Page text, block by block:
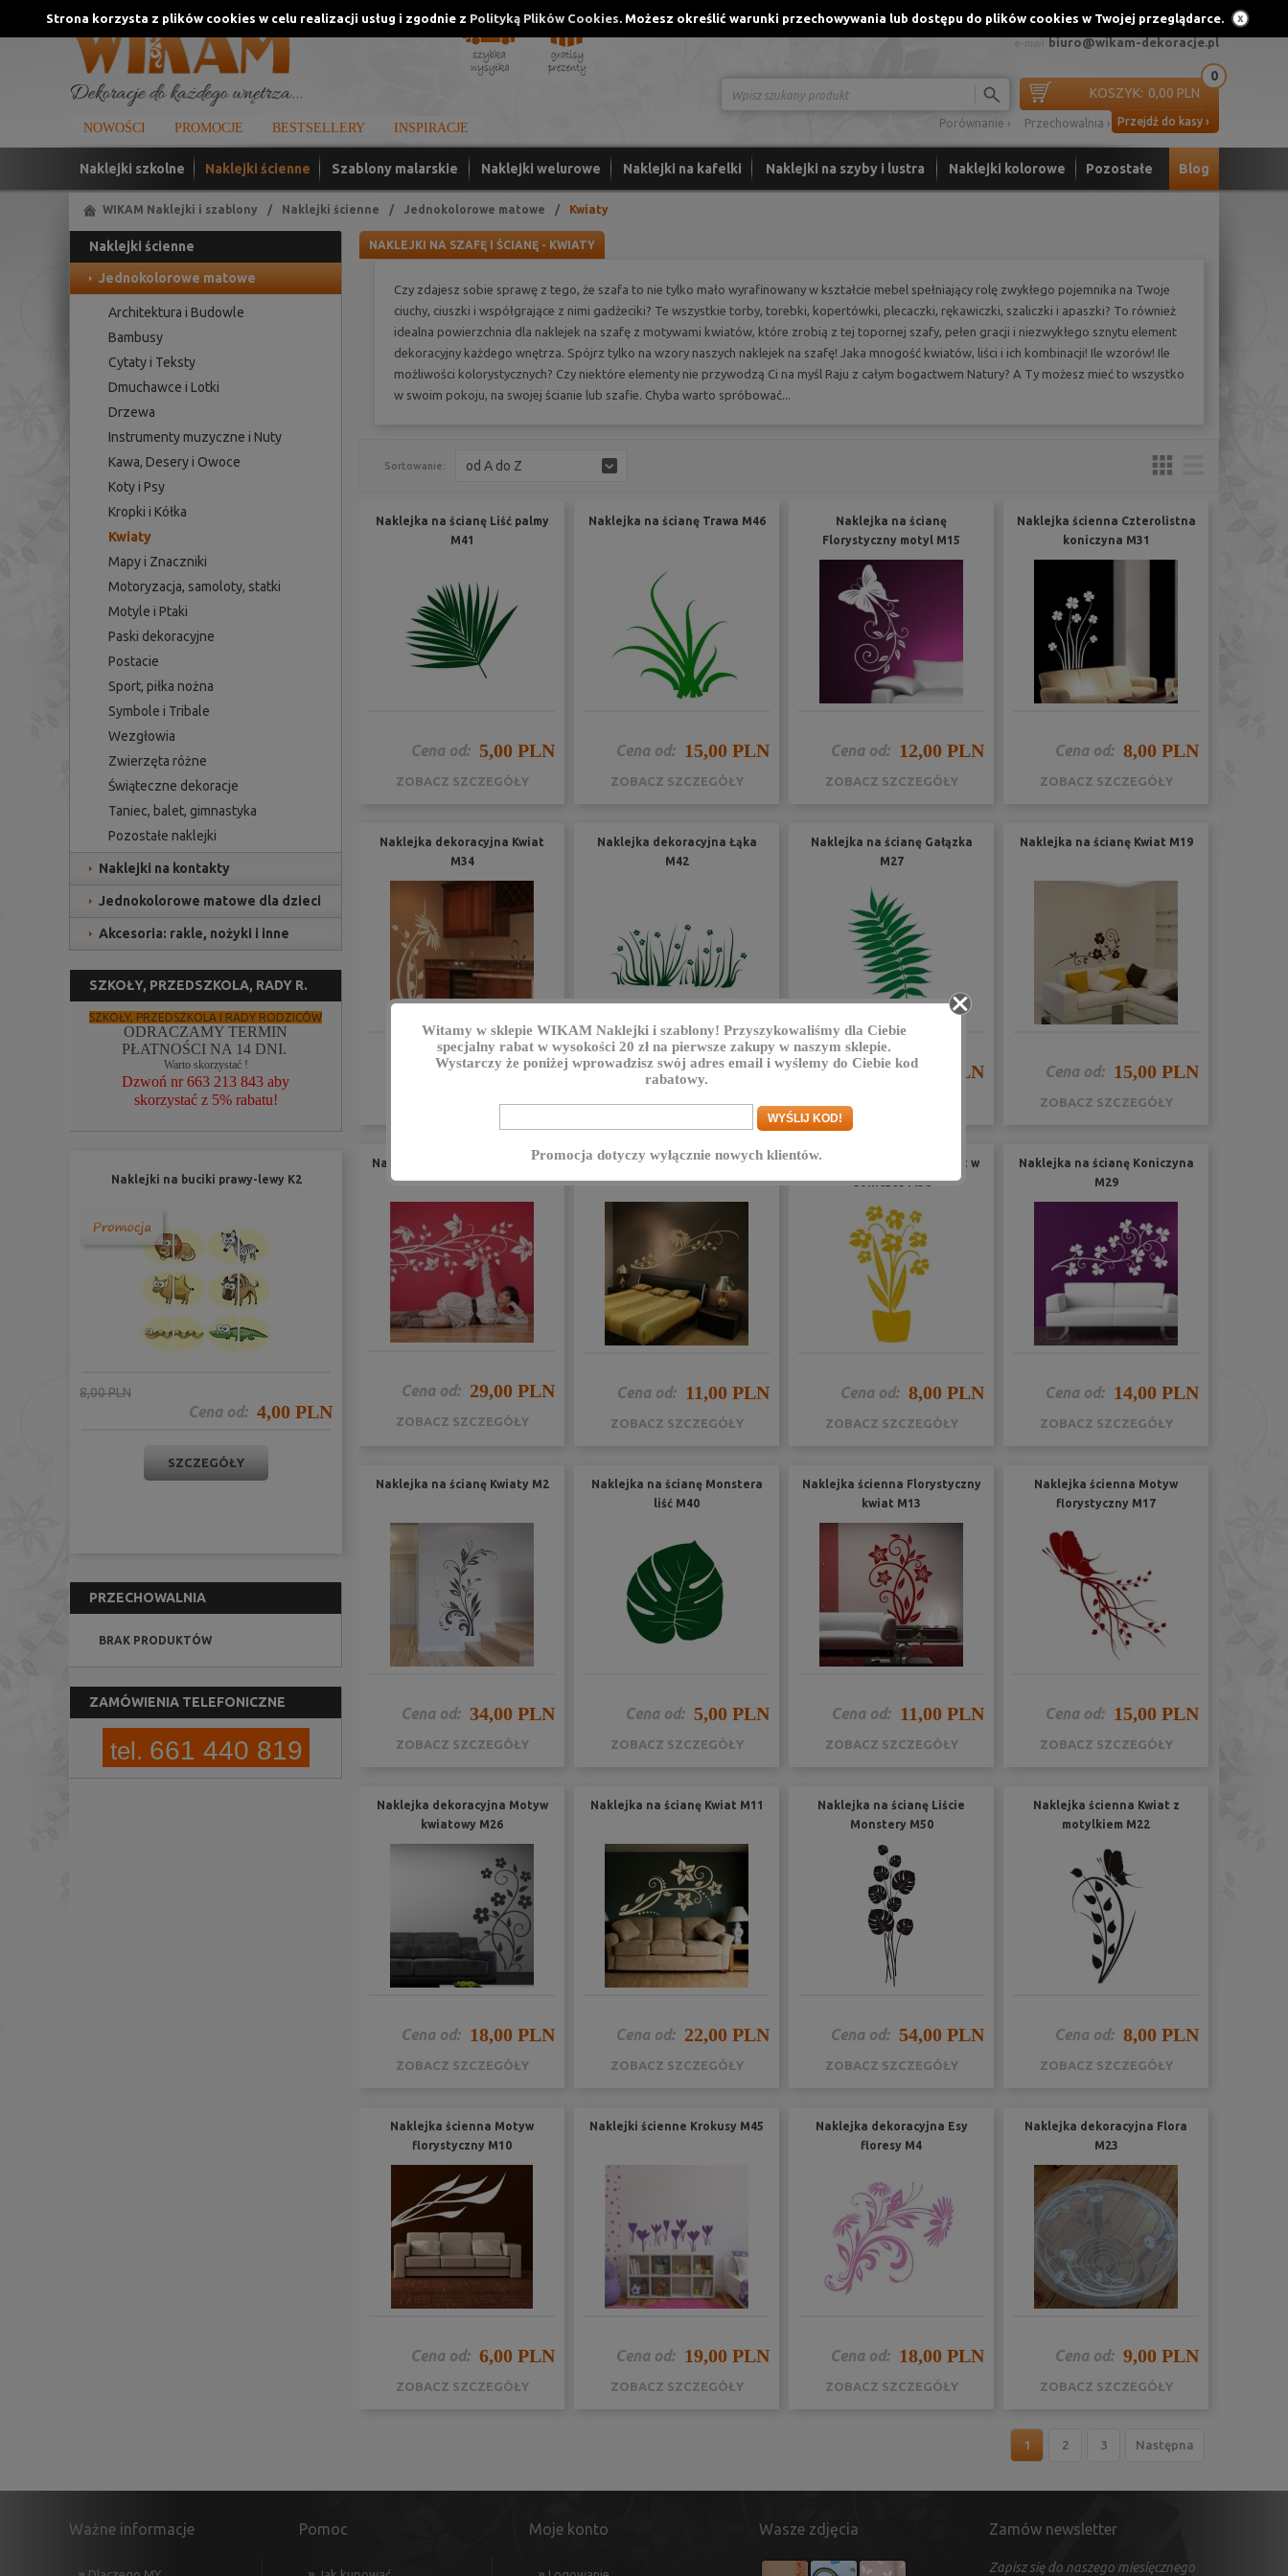
Strona korzysta z plików cookies w celu realizacji usług i zgodnie z Polityką Plików Cookies. Możesz określić warunki przechowywania lub dostępu do plików cookies w Twojej przeglądarce.
Witamy w sklepie WIKAM Naklejki i szablony! Przyszykowaliśmy dla Ciebie
specjalny rabat w wysokości 20 zł na pierwsze zakupy w naszym sklepie.
Wystarczy że poniżej wprowadzisz swój adres email i wyślemy do Ciebie kod
rabatowy.
Promocja dotyczy wyłącznie nowych klientów.
Logowanie Rejestracja 91 56 44 452 lub 661 440 819
biuro@wikam-dekoracje.pl
NOWOŚCI PROMOCJE BESTSELLERY INSPIRACJE
KOSZYK: 0,00 PLN
0
Przechowalnia › Przejdź do kasy ›
Porównanie ›
Naklejki szkolne Naklejki ścienne Szablony malarskie Naklejki welurowe Naklejki na kafelki Naklejki na szyby i lustra Naklejki kolorowe Pozostałe Blog
WIKAM Naklejki i szablony / Naklejki ścienne / Jednokolorowe matowe / Kwiaty
Naklejki ścienne
Jednokolorowe matowe
Architektura i Budowle
Bambusy
Cytaty i Teksty
Dmuchawce i Lotki
Drzewa
Instrumenty muzyczne i Nuty
Kawa, Desery i Owoce
Koty i Psy
Kropki i Kółka
Kwiaty
Mapy i Znaczniki
Motoryzacja, samoloty, statki
Motyle i Ptaki
Paski dekoracyjne
Postacie
Sport, piłka nożna
Symbole i Tribale
Wezgłowia
Zwierzęta różne
Świąteczne dekoracje
Taniec, balet, gimnastyka
Pozostałe naklejki
Naklejki na kontakty
Jednokolorowe matowe dla dzieci
Akcesoria: rakle, nożyki i inne
SZKOŁY, PRZEDSZKOLA, RADY R.
SZKOŁY, PRZEDSZKOLA I RADY RODZICÓW
ODRACZAMY TERMIN
PŁATNOŚCI NA 14 DNI.
Warto skorzystać !
Dzwoń nr 663 213 843 aby
skorzystać z 5% rabatu!
Naklejki na buciki prawy-lewy K2
8,00 PLN
Cena od: 4,00 PLN
SZCZEGÓŁY
PRZECHOWALNIA
BRAK PRODUKTÓW
ZAMÓWIENIA TELEFONICZNE
tel. 661 440 819
NAKLEJKI NA SZAFĘ I ŚCIANĘ - KWIATY
Czy zdajesz sobie sprawę z tego, że szafa to nie tylko mało wyrafinowany w kształcie mebel spełniający rolę zwykłego pojemnika na Twoje
ciuchy, ciuszki i współgrające z nimi gadżeciki? Te wszystkie torby, torebki, kopertówki, plecaczki, rękawiczki, szaliczki i apaszki? To również
idealna powierzchnia dla naklejek na szafę z motywami kwiatów, które zrobią z tej topornej szafy, pełen gracji i niezwykłego sznytu element
dekoracyjny każdego wnętrza. Spójrz tylko na wzory naszych naklejek na szafę! Jaka mnogość kwiatów, liści i ich kombinacji! Ile wzorów! Ile
możliwości kolorystycznych? Czy niektóre elementy nie przywodzą Ci na myśl Raju z całym bogactwem Natury? A Ty możesz mieć to wszystko
w swoim pokoju, na swojej ścianie lub szafie. Chyba warto spróbować...
Sortowanie: od A do Z
Naklejka na ścianę Liść palmy
M41
Cena od: 5,00 PLN
ZOBACZ SZCZEGÓŁY
Naklejka na ścianę Trawa M46
Cena od: 15,00 PLN
ZOBACZ SZCZEGÓŁY
Naklejka na ścianę
Florystyczny motyl M15
Cena od: 12,00 PLN
ZOBACZ SZCZEGÓŁY
Naklejka ścienna Czterolistna
koniczyna M31
Cena od: 8,00 PLN
ZOBACZ SZCZEGÓŁY
Naklejka dekoracyjna Kwiat
M34
Cena od: 8,00 PLN
ZOBACZ SZCZEGÓŁY
Naklejka dekoracyjna Łąka
M42
Cena od: 29,00 PLN
ZOBACZ SZCZEGÓŁY
Naklejka na ścianę Gałązka
M27
Cena od: 6,00 PLN
Naklejka na ścianę Kwiat M19
Cena od: 15,00 PLN
ZOBACZ SZCZEGÓŁY
Naklejka na ścianę Kwiaty M16
Cena od: 29,00 PLN
ZOBACZ SZCZEGÓŁY
Naklejka ścienna Kwiat M35
Cena od: 11,00 PLN
ZOBACZ SZCZEGÓŁY
Naklejka dekoracyjna Kwiat w
doniczce M38
Cena od: 8,00 PLN
ZOBACZ SZCZEGÓŁY
Naklejka na ścianę Koniczyna
M29
Cena od: 14,00 PLN
ZOBACZ SZCZEGÓŁY
Naklejka na ścianę Kwiaty M2
Cena od: 34,00 PLN
ZOBACZ SZCZEGÓŁY
Naklejka na ścianę Monstera
liść M40
Cena od: 5,00 PLN
ZOBACZ SZCZEGÓŁY
Naklejka ścienna Florystyczny
kwiat M13
Cena od: 11,00 PLN
ZOBACZ SZCZEGÓŁY
Naklejka ścienna Motyw
florystyczny M17
Cena od: 15,00 PLN
ZOBACZ SZCZEGÓŁY
Naklejka dekoracyjna Motyw
kwiatowy M26
Cena od: 18,00 PLN
ZOBACZ SZCZEGÓŁY
Naklejka na ścianę Kwiat M11
Cena od: 22,00 PLN
ZOBACZ SZCZEGÓŁY
Naklejka na ścianę Liście
Monstery M50
Cena od: 54,00 PLN
ZOBACZ SZCZEGÓŁY
Naklejka ścienna Kwiat z
motylkiem M22
Cena od: 8,00 PLN
ZOBACZ SZCZEGÓŁY
Naklejka ścienna Motyw
florystyczny M10
Cena od: 6,00 PLN
ZOBACZ SZCZEGÓŁY
Naklejki ścienne Krokusy M45
Cena od: 19,00 PLN
ZOBACZ SZCZEGÓŁY
Naklejka dekoracyjna Esy
floresy M4
Cena od: 18,00 PLN
ZOBACZ SZCZEGÓŁY
Naklejka dekoracyjna Flora
M23
Cena od: 9,00 PLN
ZOBACZ SZCZEGÓŁY
1 2 3 Następna
Zamów newsletter
Zapisz się do naszego miesięcznego
Ważne informacje Pomoc Moje konto Wasze zdjęcia